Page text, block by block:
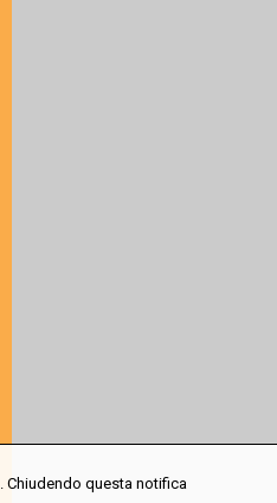
. Chiudendo questa notifica